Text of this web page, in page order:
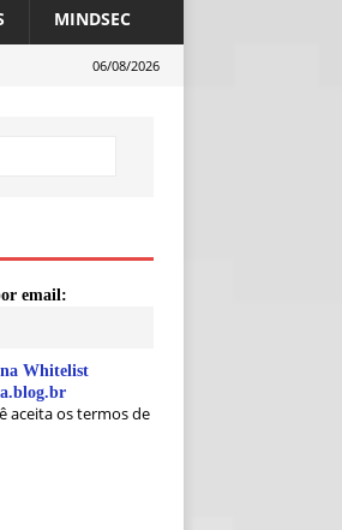
MINDSEC
06/08/2026
email:
Whitelist
aceita os termos de